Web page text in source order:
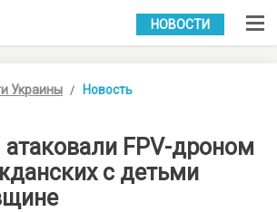
УКР РУС
НОВОСТИ
Украины Новость
FPV-дроном
с детьми